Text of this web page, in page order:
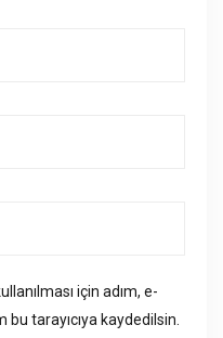
için adım, e-
tarayıcıya kaydedilsin.